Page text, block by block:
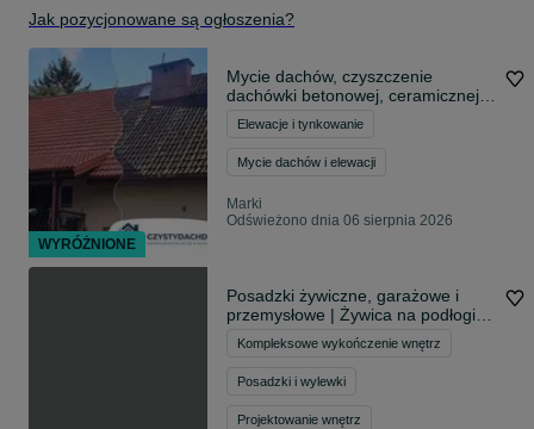
Jak pozycjonowane są ogłoszenia?
Mycie dachów, czyszczenie
dachówki betonowej, ceramicznej,
mycie/ malowanie elewacji
Elewacje i tynkowanie
Mycie dachów i elewacji
Marki
Odświeżono dnia 06 sierpnia 2026
Posadzki żywiczne, garażowe i
przemysłowe | Żywica na podłogi |
Balkony,Tarasy | Imperion Floor
Kompleksowe wykończenie wnętrz
Posadzki i wylewki
Projektowanie wnętrz
WYRÓŻNIONE